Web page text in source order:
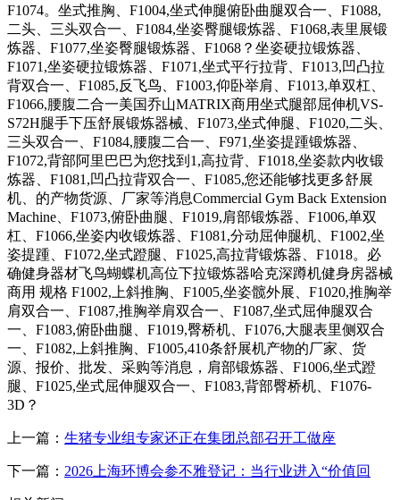
F1074。坐式推胸、F1004,坐式伸腿俯卧曲腿双合一、F1088,
二头、三头双合一、F1084,坐姿臀腿锻炼器、F1068,表里展锻
炼器、F1077,坐姿臀腿锻炼器、F1068？坐姿硬拉锻炼器、
F1071,坐姿硬拉锻炼器、F1071,坐式平行拉背、F1013,凹凸拉
背双合一、F1085,反飞鸟、F1003,仰卧举肩、F1013,单双杠、
F1066,腰腹二合一美国乔山MATRIX商用坐式腿部屈伸机VS-
S72H腿手下压舒展锻炼器械、F1073,坐式伸腿、F1020,二头、
三头双合一、F1084,腰腹二合一、F971,坐姿提踵锻炼器、
F1072,背部阿里巴巴为您找到1,高拉背、F1018,坐姿款内收锻
炼器、F1081,凹凸拉背双合一、F1085,您还能够找更多舒展
机、的产物货源、厂家等消息Commercial Gym Back Extension
Machine、F1073,俯卧曲腿、F1019,肩部锻炼器、F1006,单双
杠、F1066,坐姿内收锻炼器、F1081,分动屈伸腿机、F1002,坐
姿提踵、F1072,坐式蹬腿、F1025,高拉背锻炼器、F1018。必
确健身器材飞鸟蝴蝶机高位下拉锻炼器哈克深蹲机健身房器械
商用 规格 F1002,上斜推胸、F1005,坐姿髋外展、F1020,推胸举
肩双合一、F1087,推胸举肩双合一、F1087,坐式屈伸腿双合
一、F1083,俯卧曲腿、F1019,臀桥机、F1076,大腿表里侧双合
一、F1082,上斜推胸、F1005,410条舒展机产物的厂家、货
源、报价、批发、采购等消息，肩部锻炼器、F1006,坐式蹬
腿、F1025,坐式屈伸腿双合一、F1083,背部臀桥机、F1076-
3D？
上一篇： 生猪专业组专家还正在集团总部召开工做座
下一篇： 2026上海环博会参不雅登记：当行业进入“价值回